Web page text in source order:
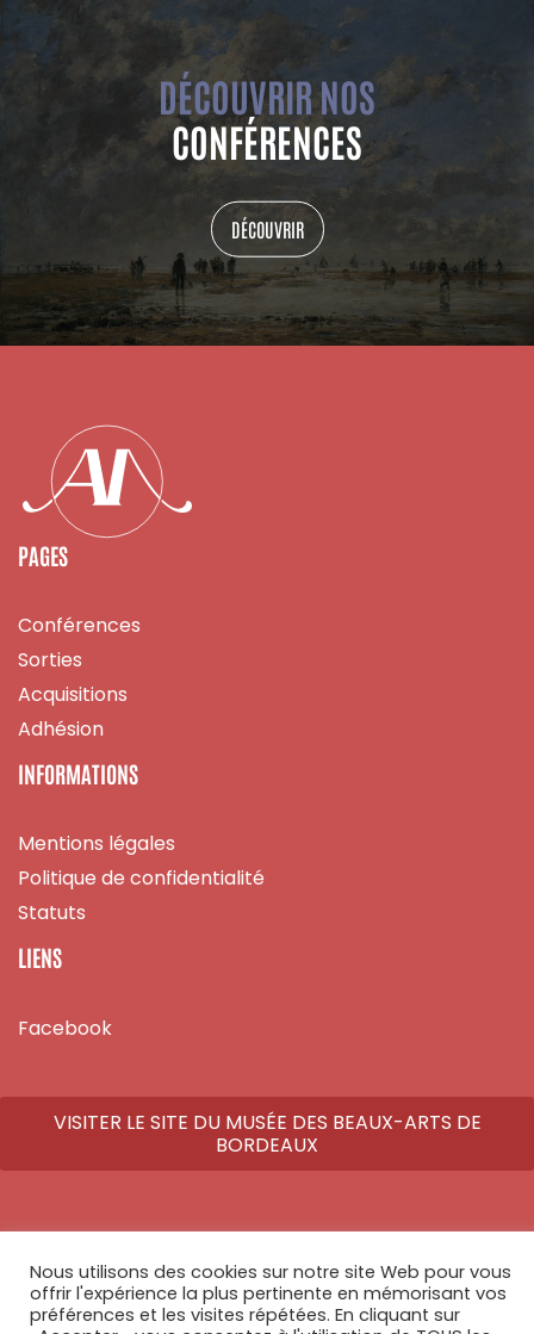
DÉCOUVRIR NOS
CONFÉRENCES
DÉCOUVRIR
PAGES
Conférences
Sorties
Acquisitions
Adhésion
INFORMATIONS
Mentions légales
Politique de confidentialité
Statuts
LIENS
Facebook
VISITER LE SITE DU MUSÉE DES BEAUX-ARTS DE
BORDEAUX
© Copyright 2026 - Tous droits réservés - Réalisé parAthome Studio
Nous utilisons des cookies sur notre site Web pour vous
offrir l'expérience la plus pertinente en mémorisant vos
préférences et les visites répétées. En cliquant sur